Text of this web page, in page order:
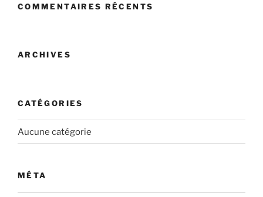
COMMENTAIRES RÉCENTS
ARCHIVES
CATÉGORIES
Aucune catégorie
MÉTA